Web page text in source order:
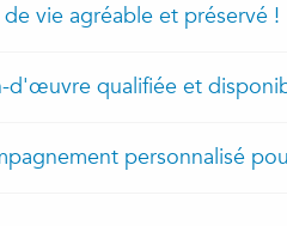
vie agréable et préservé !
d'œuvre qualifiée et
personnalisé